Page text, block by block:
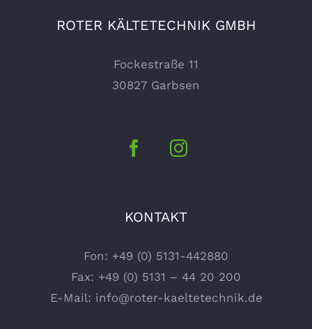
ROTER KÄLTETECHNIK GMBH
Fockestraße 11
30827 Garbsen
KONTAKT
Fon: +49 (0) 5131-442880
Fax: +49 (0) 5131 – 44 20 200
E-Mail: info@roter-kaeltetechnik.de